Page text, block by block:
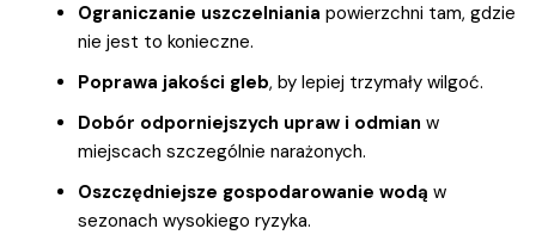
Ograniczanie uszczelniania powierzchni tam, gdzie
nie jest to konieczne.
Poprawa jakości gleb, by lepiej trzymały wilgoć.
Dobór odporniejszych upraw i odmian w
miejscach szczególnie narażonych.
Oszczędniejsze gospodarowanie wodą w
sezonach wysokiego ryzyka.